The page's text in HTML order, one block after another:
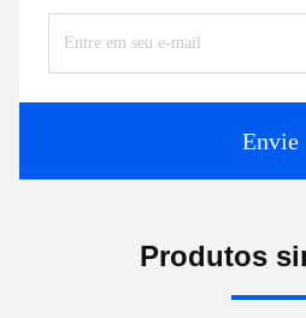
Envie
Produtos